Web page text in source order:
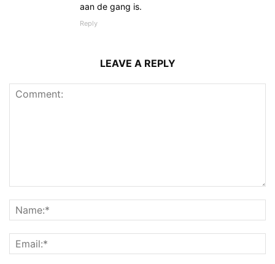
aan de gang is.
Reply
LEAVE A REPLY